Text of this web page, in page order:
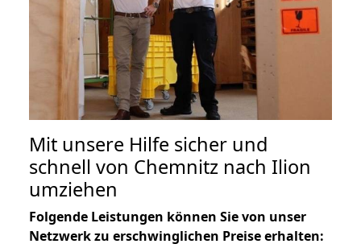
Mit unsere Hilfe sicher und
schnell von Chemnitz nach Ilion
umziehen
Folgende Leistungen können Sie von unser
Netzwerk zu erschwinglichen Preise erhalten: